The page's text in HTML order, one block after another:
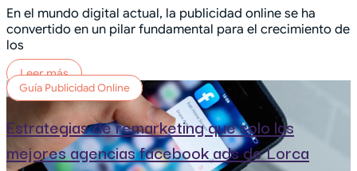
En el mundo digital actual, la publicidad online se ha
convertido en un pilar fundamental para el crecimiento de
los
Leer más
Guía Publicidad Online
Estrategias de remarketing que solo las
mejores agencias facebook ads de Lorca